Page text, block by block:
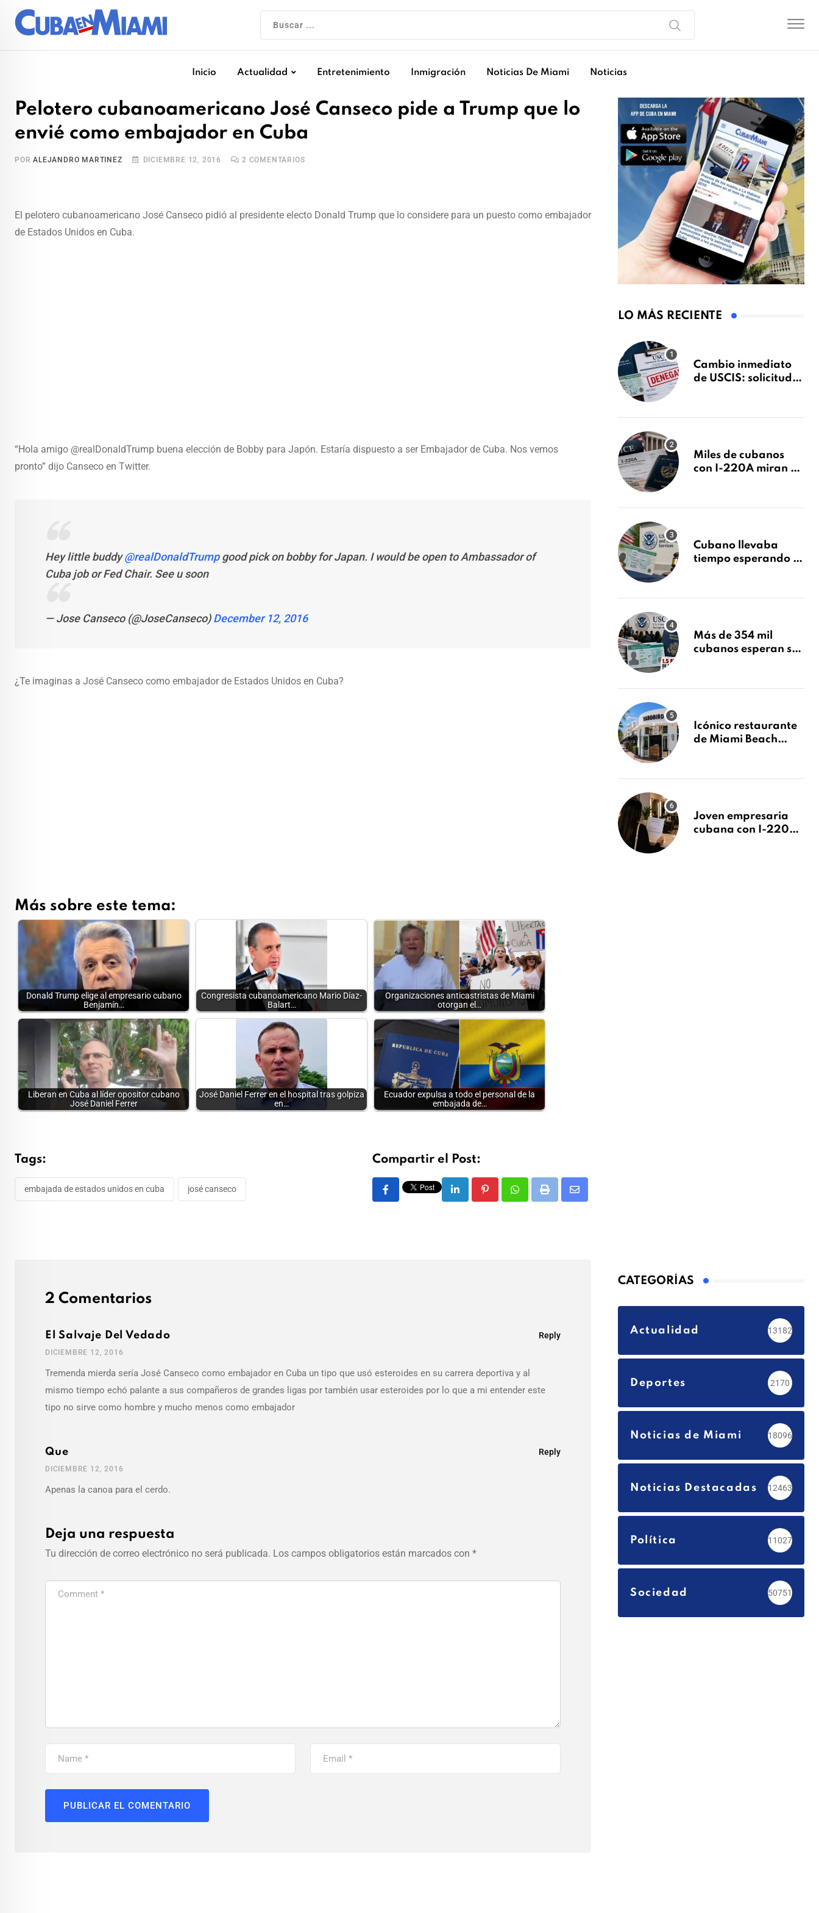
Inicio Actualidad Entretenimiento Inmigración Noticias De Miami Noticias
Pelotero cubanoamericano José Canseco pide a Trump que lo
envié como embajador en Cuba
PORALEJANDRO MARTINEZ DICIEMBRE 12, 2016 2 COMENTARIOS
El pelotero cubanoamericano José Canseco pidió al presidente electo Donald Trump que lo considere para un puesto como embajador
de Estados Unidos en Cuba.
“Hola amigo @realDonaldTrump buena elección de Bobby para Japón. Estaría dispuesto a ser Embajador de Cuba. Nos vemos
pronto” dijo Canseco en Twitter.
Hey little buddy@realDonaldTrumpgood pick on bobby for Japan. I would be open to Ambassador of
Cuba job or Fed Chair. See u soon
— Jose Canseco (@JoseCanseco)December 12, 2016
¿Te imaginas a José Canseco como embajador de Estados Unidos en Cuba?
Más sobre este tema:
Donald Trump elige al empresario cubano
Benjamín…
Congresista cubanoamericano Mario Díaz-
Balart…
Organizaciones anticastristas de Miami
otorgan el…
Liberan en Cuba al líder opositor cubano
José Daniel Ferrer
José Daniel Ferrer en el hospital tras golpiza
en…
Ecuador expulsa a todo el personal de la
embajada de…
Tags:
embajada de estados unidos en cuba josé canseco
Compartir el Post:
LinkedIn PinterestWhatsapp
Print
Share
2 Comentarios
Reply
El Salvaje Del Vedado
DICIEMBRE 12, 2016
Tremenda mierda sería José Canseco como embajador en Cuba un tipo que usó esteroides en su carrera deportiva y al
mismo tiempo echó palante a sus compañeros de grandes ligas por también usar esteroides por lo que a mi entender este
tipo no sirve como hombre y mucho menos como embajador
Reply
Que
DICIEMBRE 12, 2016
Apenas la canoa para el cerdo.
Deja una respuesta
Tu dirección de correo electrónico no será publicada. Los campos obligatorios están marcados con *
LO MÁS RECIENTE
Cambio inmediato
de USCIS: solicitudes
sin previo aviso
Miles de cubanos
con I-220A miran al
decidirse en una
Cubano llevaba
tiempo esperando su
tras Writ of
Más de 354 mil
cubanos esperan su
millones de
Icónico restaurante
de Miami Beach
después de 15 años
Joven empresaria
cubana con I-220A
CATEGORÍAS
Actualidad 13182
Deportes 2170
Noticias de Miami 18096
Noticias Destacadas 12463
Política 11027
Sociedad 50751